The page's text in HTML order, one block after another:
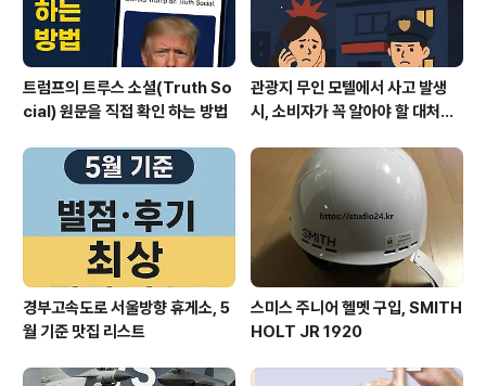
트럼프의 트루스 소셜(Truth So
cial) 원문을 직접 확인 하는 방법
관광지 무인 모텔에서 사고 발생
시, 소비자가 꼭 알아야 할 대처법
경부고속도로 서울방향 휴게소, 5
월 기준 맛집 리스트
스미스 주니어 헬멧 구입, SMITH
HOLT JR 1920